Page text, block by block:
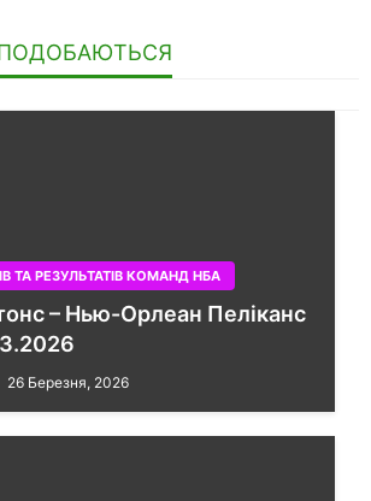
ТА РЕЗУЛЬТАТІВ КОМАНД НБА
– Нью-Орлеан Пеліканс
26 Березня, 2026